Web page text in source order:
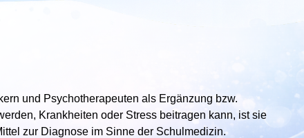
und Psychotherapeuten als Ergänzung bzw.
Krankheiten oder Stress beitragen kann, ist sie
zur Diagnose im Sinne der Schulmedizin.